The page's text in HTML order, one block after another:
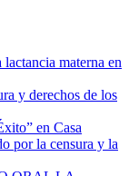
materna en
y derechos de los
en Casa
por la censura y la